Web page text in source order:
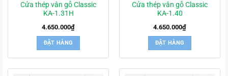
Cửa thép vân gỗ Classic
KA-1.31H
4.650.000₫
ĐẶT HÀNG
Cửa thép vân gỗ Classic
KA-1.40
4.650.000₫
ĐẶT HÀNG